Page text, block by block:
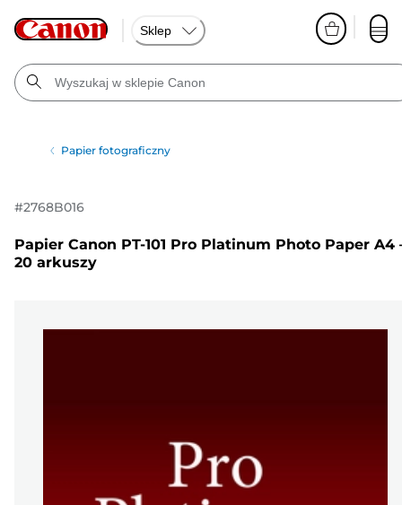
Sklep
Papier fotograficzny
#2768B016
Papier Canon PT-101 Pro Platinum Photo Paper A4
20 arkuszy